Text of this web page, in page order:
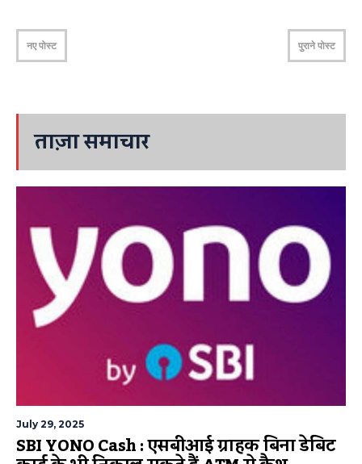
नए पोस्ट पुराने पोस्ट
ताज़ा समाचार
July 29, 2025
SBI YONO Cash : एसबीआई ग्राहक बिना डेबिट